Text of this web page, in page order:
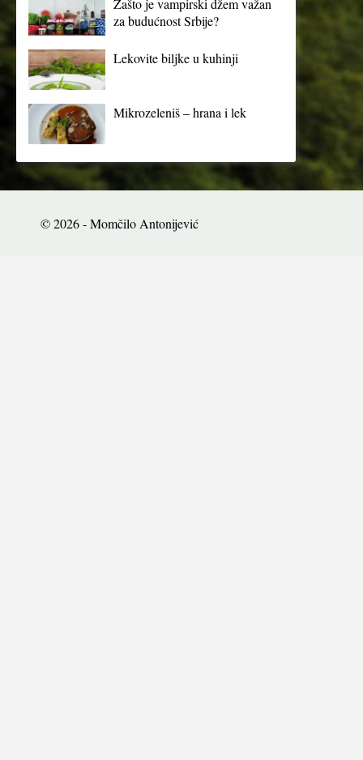
Zašto je vampirski džem važan
za budućnost Srbije?
Lekovite biljke u kuhinji
Mikrozeleniš – hrana i lek
© 2026 - Momčilo Antonijević